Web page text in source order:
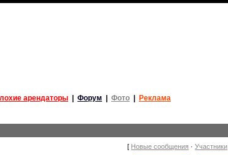
арендаторы Форум Фото Реклама
[ Новые сообщения ·Участники